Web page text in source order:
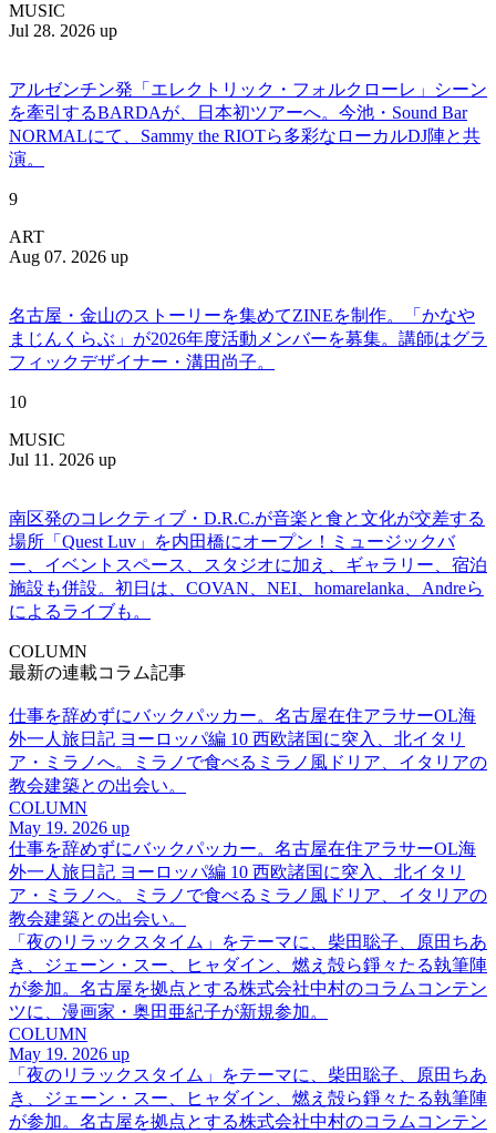
MUSIC
Jul 28. 2026 up
アルゼンチン発「エレクトリック・フォルクローレ」シーン
を牽引するBARDAが、日本初ツアーへ。今池・Sound Bar
NORMALにて、Sammy the RIOTら多彩なローカルDJ陣と共
演。
9
ART
Aug 07. 2026 up
名古屋・金山のストーリーを集めてZINEを制作。「かなや
まじんくらぶ」が2026年度活動メンバーを募集。講師はグラ
フィックデザイナー・溝田尚子。
10
MUSIC
Jul 11. 2026 up
南区発のコレクティブ・D.R.C.が⾳楽と⾷と⽂化が交差する
場所「Quest Luv」を内田橋にオープン！ミュージックバ
ー、イベントスペース、スタジオに加え、ギャラリー、宿泊
施設も併設。初日は、COVAN、NEI、homarelanka、Andreら
によるライブも。
COLUMN
最新の連載コラム記事
仕事を辞めずにバックパッカー。名古屋在住アラサーOL海
外一人旅日記 ヨーロッパ編 10 西欧諸国に突入、北イタリ
ア・ミラノへ。ミラノで食べるミラノ風ドリア、イタリアの
教会建築との出会い。
COLUMN
May 19. 2026 up
仕事を辞めずにバックパッカー。名古屋在住アラサーOL海
外一人旅日記 ヨーロッパ編 10 西欧諸国に突入、北イタリ
ア・ミラノへ。ミラノで食べるミラノ風ドリア、イタリアの
教会建築との出会い。
「夜のリラックスタイム」をテーマに、柴田聡子、原田ちあ
き、ジェーン・スー、ヒャダイン、燃え殻ら錚々たる執筆陣
が参加。名古屋を拠点とする株式会社中村のコラムコンテン
ツに、漫画家・奥田亜紀子が新規参加。
COLUMN
May 19. 2026 up
「夜のリラックスタイム」をテーマに、柴田聡子、原田ちあ
き、ジェーン・スー、ヒャダイン、燃え殻ら錚々たる執筆陣
が参加。名古屋を拠点とする株式会社中村のコラムコンテン